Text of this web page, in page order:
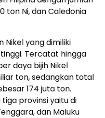
ton Ni, dan Caledonia
Nikel yang dimiliki
Tercatat hingga
daya bijih Nikel
ton, sedangkan total
174 juta ton.
provinsi yaitu di
dan Maluku